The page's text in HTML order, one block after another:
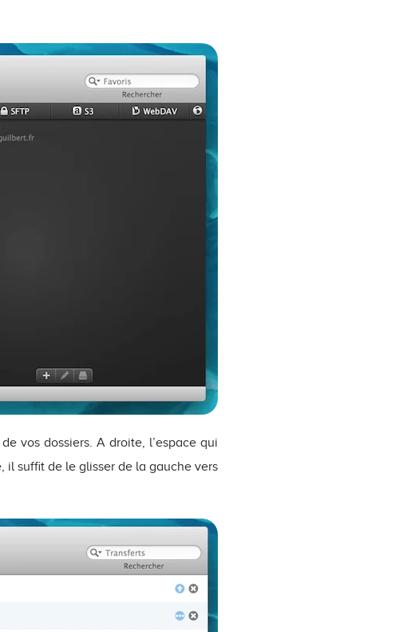
vos dossiers. A droite, l’espace qui
il suffit de le glisser de la gauche vers